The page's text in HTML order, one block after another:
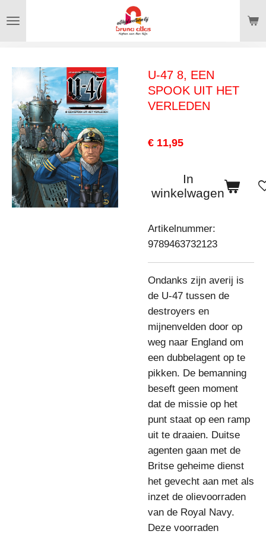
direct
hoofdinhoud
U-47 8, EEN
SPOOK UIT HET
VERLEDEN
€ 11,95
In
winkelwagen
Artikelnummer:
9789463732123
Ondanks zijn averij is
de U-47 tussen de
destroyers en
mijnenvelden door op
weg naar England om
een dubbelagent op te
pikken. De bemanning
beseft geen moment
dat de missie op het
punt staat op een ramp
uit te draaien. Duitse
agenten gaan met de
Britse geheime dienst
het gevecht aan met als
inzet de olievoorraden
van de Royal Navy.
Deze voorraden